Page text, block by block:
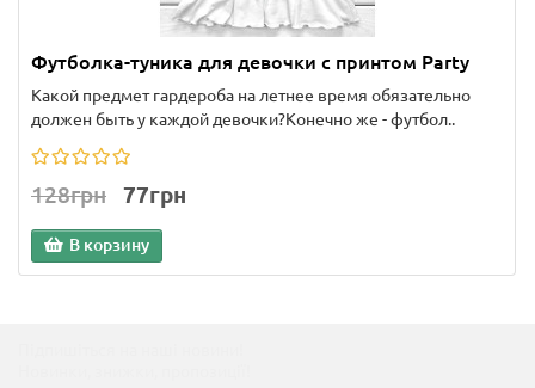
Футболка-туника для девочки с принтом Party
Какой предмет гардероба на летнее время обязательно
должен быть у каждой девочки?Конечно же - футбол..
128грн 77грн
В корзину